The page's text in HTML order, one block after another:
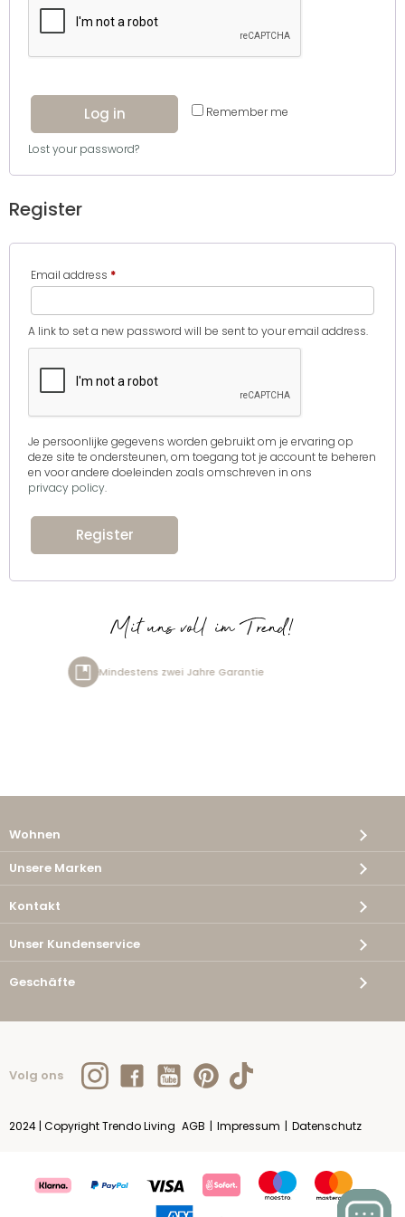
Remember me
Log in
Lost your password?
Register
Email address *Required
A link to set a new password will be sent to your email address.
Je persoonlijke gegevens worden gebruikt om je ervaring op
deze site te ondersteunen, om toegang tot je account te beheren
en voor andere doeleinden zoals omschreven in ons
privacy policy.
Register
Mit uns voll im Trend!
Jahre Garantie
Wohnen
Unsere Marken
Kontakt
Unser Kundenservice
Geschäfte
Volg ons
2024 | Copyright Trendo Living AGB | Impressum | Datenschutz